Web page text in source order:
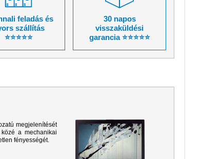
feladás és
szállítás
⭐⭐⭐⭐⭐
30 napos
visszaküldési
garancia ⭐⭐⭐⭐⭐
megjelenítését
a mechanikai
fényességét.